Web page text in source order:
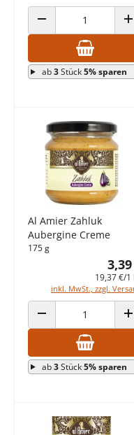
ANZAHL VERRINGERN
ab3Stück5% sparen
Al Amier Zahluk
Aubergine Creme
175 g
19,37 €/1
inkl. MwSt., zzgl.
ANZAHL VERRINGERN
ab3Stück5% sparen